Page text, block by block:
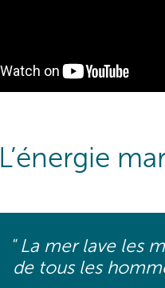
L’énergie
" La mer lave les
de tous les